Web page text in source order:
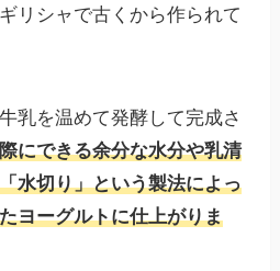
リシャで古くから作られて
乳を温めて発酵して完成さ
にできる余分な水分や乳清
水切り」という製法によっ
ヨーグルトに仕上がりま